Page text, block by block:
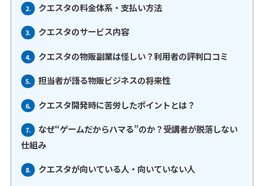
2. クエスタの料金体系・支払い方法
3. クエスタのサービス内容
4. クエスタの物販副業は怪しい？利用者の評判口コミ
5. 担当者が語る物販ビジネスの将来性
6. クエスタ開発時に苦労したポイントとは？
7.
なぜ“ゲームだからハマる”のか？受講者が脱落しない
仕組み
8. クエスタが向いている人・向いていない人